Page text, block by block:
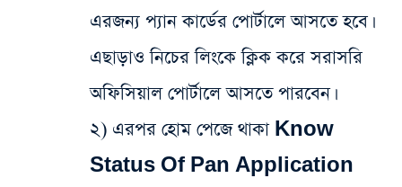
এরজন্য প্যান কার্ডের পোর্টালে আসতে হবে।
এছাড়াও নিচের লিংকে ক্লিক করে সরাসরি
অফিসিয়াল পোর্টালে আসতে পারবেন।
২) এরপর হোম পেজে থাকা Know
Status Of Pan Application